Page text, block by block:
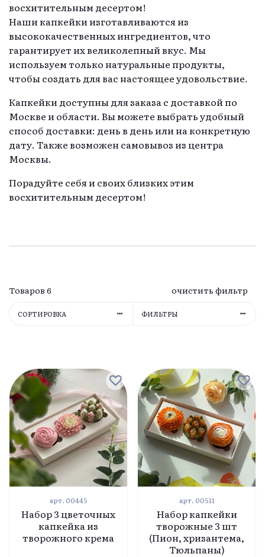
восхитительным десертом!
Наши капкейки изготавливаются из
высококачественных ингредиентов, что
гарантирует их великолепный вкус. Мы
используем только натуральные продукты,
чтобы создать для вас настоящее удовольствие.
Капкейки доступны для заказа с доставкой по
Москве и области. Вы можете выбрать удобный
способ доставки: день в день или на конкретную
дату. Также возможен самовывоз из центра
Москвы.
Порадуйте себя и своих близких этим
восхитительным десертом!
Товаров 6 очистить фильтр
СОРТИРОВКА ФИЛЬТРЫ
арт.00445
Набор 3 цветочных
капкейка из
творожного крема
арт.00511
Набор капкейки
творожные 3 шт
(Пион, хризантема,
Тюльпаны)